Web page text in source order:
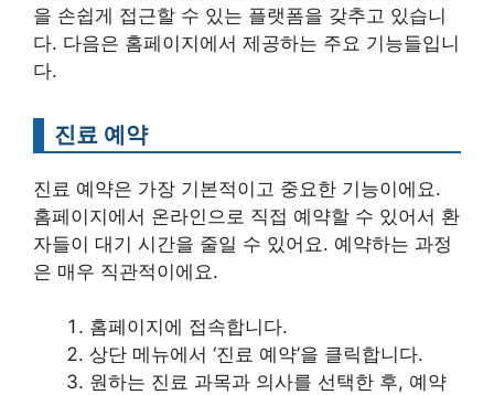
을 손쉽게 접근할 수 있는 플랫폼을 갖추고 있습니
다. 다음은 홈페이지에서 제공하는 주요 기능들입니
다.
진료 예약
진료 예약은 가장 기본적이고 중요한 기능이에요.
홈페이지에서 온라인으로 직접 예약할 수 있어서 환
자들이 대기 시간을 줄일 수 있어요. 예약하는 과정
은 매우 직관적이에요.
홈페이지에 접속합니다.
상단 메뉴에서 ‘진료 예약’을 클릭합니다.
원하는 진료 과목과 의사를 선택한 후, 예약